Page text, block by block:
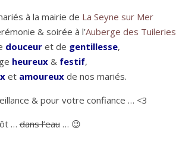
à la mairie de La Seyne sur Mer
& soirée à l’Auberge des Tuileries
douceuret de gentillesse,
heureux& festif,
et amoureux de nos mariés.
& pour votre confiance … <3
…dans l’eau… 😉